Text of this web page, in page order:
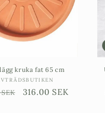
kruka fat 65 cm
Säljare:
Försäljningspris
316.00 SEK